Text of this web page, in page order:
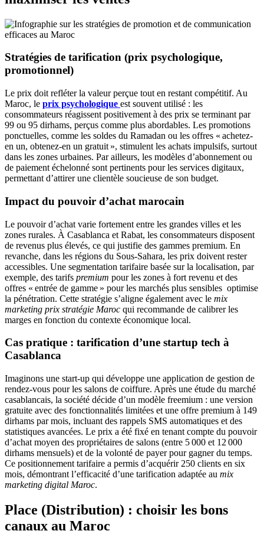
Stratégies de tarification (prix psychologique,
promotionnel)
Le prix doit refléter la valeur perçue tout en restant compétitif. Au
Maroc, le prix psychologique est souvent utilisé : les
consommateurs réagissent positivement à des prix se terminant par
99 ou 95 dirhams, perçus comme plus abordables. Les promotions
ponctuelles, comme les soldes du Ramadan ou les offres « achetez-
en un, obtenez-en un gratuit », stimulent les achats impulsifs, surtout
dans les zones urbaines. Par ailleurs, les modèles d’abonnement ou
de paiement échelonné sont pertinents pour les services digitaux,
permettant d’attirer une clientèle soucieuse de son budget.
Impact du pouvoir d’achat marocain
Le pouvoir d’achat varie fortement entre les grandes villes et les
zones rurales. À Casablanca et Rabat, les consommateurs disposent
de revenus plus élevés, ce qui justifie des gammes premium. En
revanche, dans les régions du Sous‑Sahara, les prix doivent rester
accessibles. Une segmentation tarifaire basée sur la localisation, par
exemple, des tarifs premium pour les zones à fort revenu et des
offres « entrée de gamme » pour les marchés plus sensibles optimise
la pénétration. Cette stratégie s’aligne également avec le mix
marketing prix stratégie Maroc qui recommande de calibrer les
marges en fonction du contexte économique local.
Cas pratique : tarification d’une startup tech à
Casablanca
Imaginons une start‑up qui développe une application de gestion de
rendez‑vous pour les salons de coiffure. Après une étude du marché
casablancais, la société décide d’un modèle freemium : une version
gratuite avec des fonctionnalités limitées et une offre premium à 149
dirhams par mois, incluant des rappels SMS automatiques et des
statistiques avancées. Le prix a été fixé en tenant compte du pouvoir
d’achat moyen des propriétaires de salons (entre 5 000 et 12 000
dirhams mensuels) et de la volonté de payer pour gagner du temps.
Ce positionnement tarifaire a permis d’acquérir 250 clients en six
mois, démontrant l’efficacité d’une tarification adaptée au mix
marketing digital Maroc.
Place (Distribution) : choisir les bons
canaux au Maroc